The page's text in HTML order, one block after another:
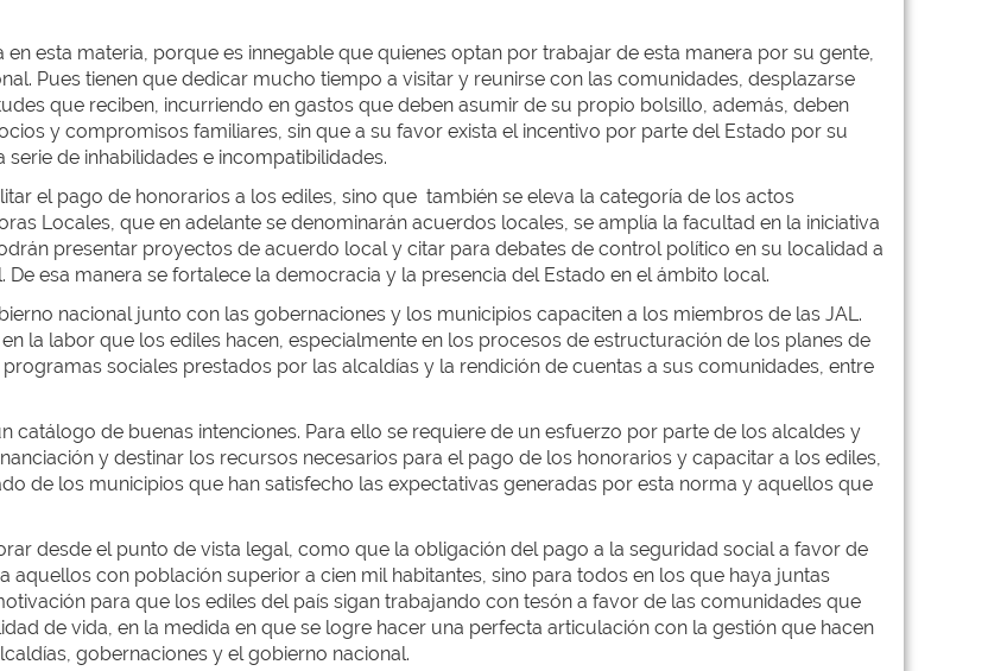
esta materia, porque es innegable que quienes optan por trabajar de esta manera por su gente,
Pues tienen que dedicar mucho tiempo a visitar y reunirse con las comunidades, desplazarse
que reciben, incurriendo en gastos que deben asumir de su propio bolsillo, además, deben
y compromisos familiares, sin que a su favor exista el incentivo por parte del Estado por su
de inhabilidades e incompatibilidades.
el pago de honorarios a los ediles, sino que también se eleva la categoría de los actos
Locales, que en adelante se denominarán acuerdos locales, se amplía la facultad en la iniciativa
presentar proyectos de acuerdo local y citar para debates de control político en su localidad a
esa manera se fortalece la democracia y la presencia del Estado en el ámbito local.
nacional junto con las gobernaciones y los municipios capaciten a los miembros de las JAL.
la labor que los ediles hacen, especialmente en los procesos de estructuración de los planes de
sociales prestados por las alcaldías y la rendición de cuentas a sus comunidades, entre
catálogo de buenas intenciones. Para ello se requiere de un esfuerzo por parte de los alcaldes y
y destinar los recursos necesarios para el pago de los honorarios y capacitar a los ediles,
de los municipios que han satisfecho las expectativas generadas por esta norma y aquellos que
desde el punto de vista legal, como que la obligación del pago a la seguridad social a favor de
aquellos con población superior a cien mil habitantes, sino para todos en los que haya juntas
para que los ediles del país sigan trabajando con tesón a favor de las comunidades que
de vida, en la medida en que se logre hacer una perfecta articulación con la gestión que hacen
gobernaciones y el gobierno nacional.